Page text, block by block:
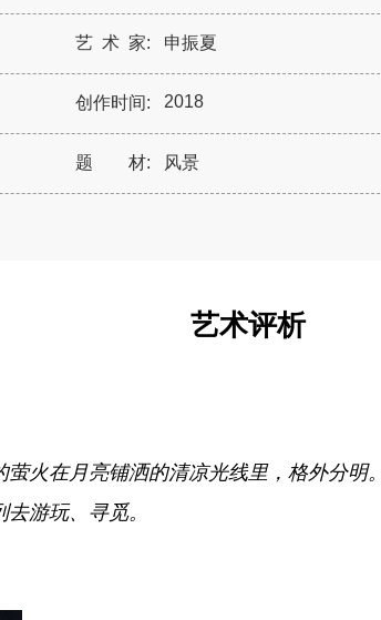
艺 术 家: 申振夏
创作时间: 2018
题 材: 风景
艺术评析
火在月亮铺洒的清凉光线里，格外分
游玩、寻觅。